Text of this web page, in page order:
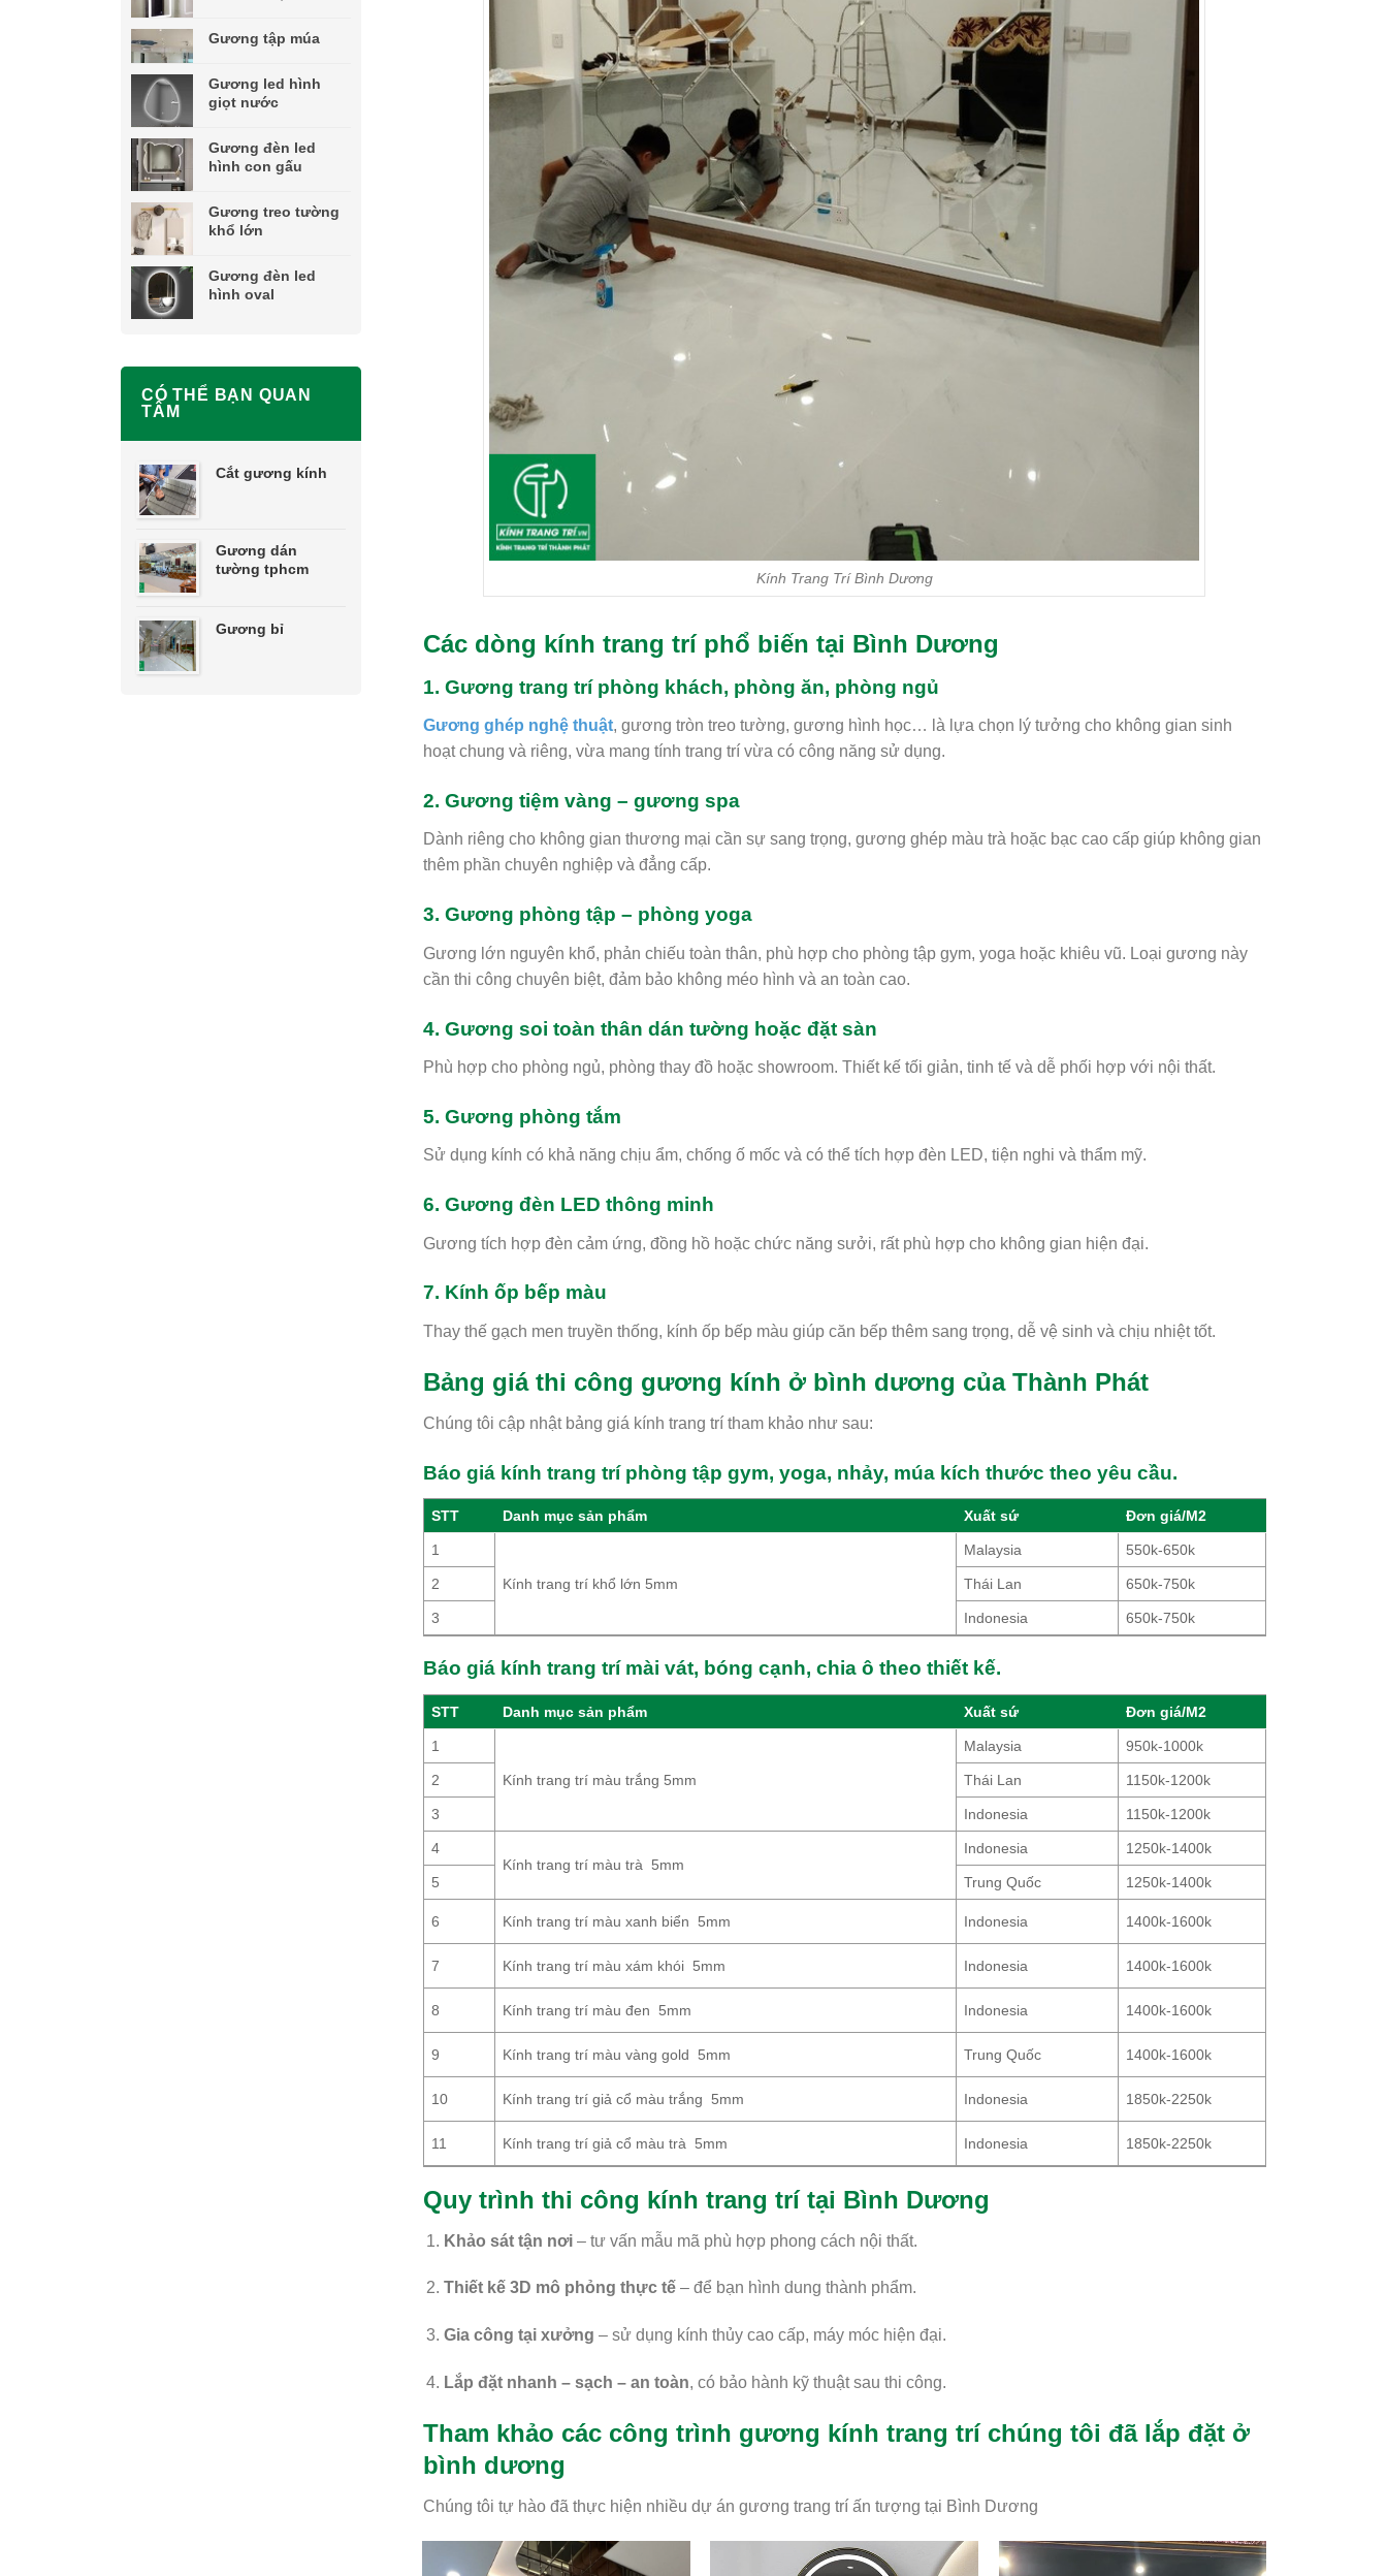
đèn led
Gương tập múa
Gương led hình
giọt nước
Gương đèn led
hình con gấu
Gương treo tường
khổ lớn
Gương đèn led
hình oval
CÓ THỂ BẠN QUAN
TÂM
Cắt gương kính
Gương dán
tường tphcm
Gương bỉ
Kính Trang Trí Bình Dương
Các dòng kính trang trí phổ biến tại Bình Dương
1. Gương trang trí phòng khách, phòng ăn, phòng ngủ
Gương ghép nghệ thuật, gương tròn treo tường, gương hình học… là lựa chọn lý tưởng cho không gian sinh
hoạt chung và riêng, vừa mang tính trang trí vừa có công năng sử dụng.
2. Gương tiệm vàng – gương spa
Dành riêng cho không gian thương mại cần sự sang trọng, gương ghép màu trà hoặc bạc cao cấp giúp không gian
thêm phần chuyên nghiệp và đẳng cấp.
3. Gương phòng tập – phòng yoga
Gương lớn nguyên khổ, phản chiếu toàn thân, phù hợp cho phòng tập gym, yoga hoặc khiêu vũ. Loại gương này
cần thi công chuyên biệt, đảm bảo không méo hình và an toàn cao.
4. Gương soi toàn thân dán tường hoặc đặt sàn
Phù hợp cho phòng ngủ, phòng thay đồ hoặc showroom. Thiết kế tối giản, tinh tế và dễ phối hợp với nội thất.
5. Gương phòng tắm
Sử dụng kính có khả năng chịu ẩm, chống ố mốc và có thể tích hợp đèn LED, tiện nghi và thẩm mỹ.
6. Gương đèn LED thông minh
Gương tích hợp đèn cảm ứng, đồng hồ hoặc chức năng sưởi, rất phù hợp cho không gian hiện đại.
7. Kính ốp bếp màu
Thay thế gạch men truyền thống, kính ốp bếp màu giúp căn bếp thêm sang trọng, dễ vệ sinh và chịu nhiệt tốt.
Bảng giá thi công gương kính ở bình dương của Thành Phát
Chúng tôi cập nhật bảng giá kính trang trí tham khảo như sau:
Báo giá kính trang trí phòng tập gym, yoga, nhảy, múa kích thước theo yêu cầu.
STT Danh mục sản phẩm Xuất sứ Đơn giá/M2
1
Kính trang trí khổ lớn 5mm
Malaysia 550k-650k
2 Thái Lan 650k-750k
3 Indonesia 650k-750k
Báo giá kính trang trí mài vát, bóng cạnh, chia ô theo thiết kế.
STT Danh mục sản phẩm Xuất sứ Đơn giá/M2
1
Kính trang trí màu trắng 5mm
Malaysia 950k-1000k
2 Thái Lan 1150k-1200k
3 Indonesia 1150k-1200k
4
Kính trang trí màu trà 5mm
Indonesia 1250k-1400k
5 Trung Quốc 1250k-1400k
6 Kính trang trí màu xanh biển 5mm Indonesia 1400k-1600k
7 Kính trang trí màu xám khói 5mm Indonesia 1400k-1600k
8 Kính trang trí màu đen 5mm Indonesia 1400k-1600k
9 Kính trang trí màu vàng gold 5mm Trung Quốc 1400k-1600k
10 Kính trang trí giả cổ màu trắng 5mm Indonesia 1850k-2250k
11 Kính trang trí giả cổ màu trà 5mm Indonesia 1850k-2250k
Quy trình thi công kính trang trí tại Bình Dương
Khảo sát tận nơi – tư vấn mẫu mã phù hợp phong cách nội thất.
Thiết kế 3D mô phỏng thực tế – để bạn hình dung thành phẩm.
Gia công tại xưởng – sử dụng kính thủy cao cấp, máy móc hiện đại.
Lắp đặt nhanh – sạch – an toàn, có bảo hành kỹ thuật sau thi công.
Tham khảo các công trình gương kính trang trí chúng tôi đã lắp đặt ở
bình dương
Chúng tôi tự hào đã thực hiện nhiều dự án gương trang trí ấn tượng tại Bình Dương